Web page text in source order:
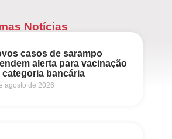
Notícias
casos de sarampo
alerta para vacinação
categoria bancária
agosto de 2026